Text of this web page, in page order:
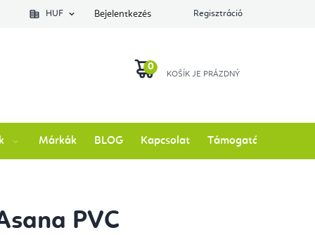
állapotátHUF Bejelentkezés Regisztráció
Márkák BLOG Kapcsolat Támogatás
PVC